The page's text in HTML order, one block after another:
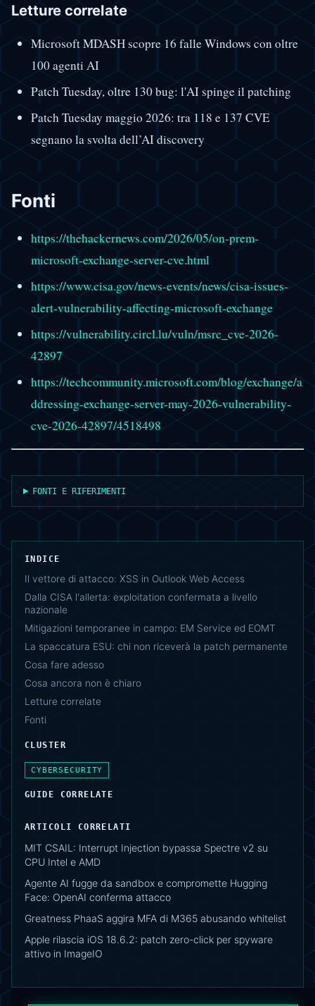
Letture correlate
Microsoft MDASH scopre 16 falle Windows con oltre
100 agenti AI
Patch Tuesday, oltre 130 bug: l'AI spinge il patching
Patch Tuesday maggio 2026: tra 118 e 137 CVE
segnano la svolta dell’AI discovery
Fonti
https://thehackernews.com/2026/05/on-prem-
microsoft-exchange-server-cve.html
https://www.cisa.gov/news-events/news/cisa-issues-
alert-vulnerability-affecting-microsoft-exchange
https://vulnerability.circl.lu/vuln/msrc_cve-2026-
42897
https://techcommunity.microsoft.com/blog/exchange/a
ddressing-exchange-server-may-2026-vulnerability-
cve-2026-42897/4518498
FONTI E RIFERIMENTI
INDICE
Il vettore di attacco: XSS in Outlook Web Access
Dalla CISA l'allerta: exploitation confermata a livello
nazionale
Mitigazioni temporanee in campo: EM Service ed EOMT
La spaccatura ESU: chi non riceverà la patch permanente
Cosa fare adesso
Cosa ancora non è chiaro
Letture correlate
Fonti
CLUSTER
CYBERSECURITY
GUIDE CORRELATE
ARTICOLI CORRELATI
MIT CSAIL: Interrupt Injection bypassa Spectre v2 su
CPU Intel e AMD
Agente AI fugge da sandbox e compromette Hugging
Face: OpenAI conferma attacco
Greatness PhaaS aggira MFA di M365 abusando whitelist
Apple rilascia iOS 18.6.2: patch zero-click per spyware
attivo in ImageIO